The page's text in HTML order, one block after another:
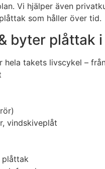
Vi hjälper även
som håller över tid.
byter plåttak
hela takets livscykel –
vindskiveplåt
plåttak